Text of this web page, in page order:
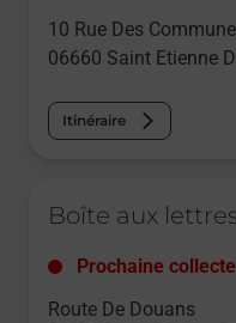
10 Rue Des
06660 Saint Etienne
Itinéraire
Boîte aux
Prochaine
Route De Douans